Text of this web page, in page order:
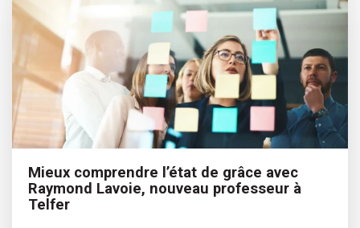
Mieux comprendre l’état de grâce avec
Raymond Lavoie, nouveau professeur à
Telfer